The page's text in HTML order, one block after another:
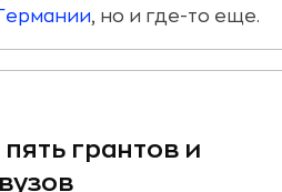
, но и где-то еще.
грантов и